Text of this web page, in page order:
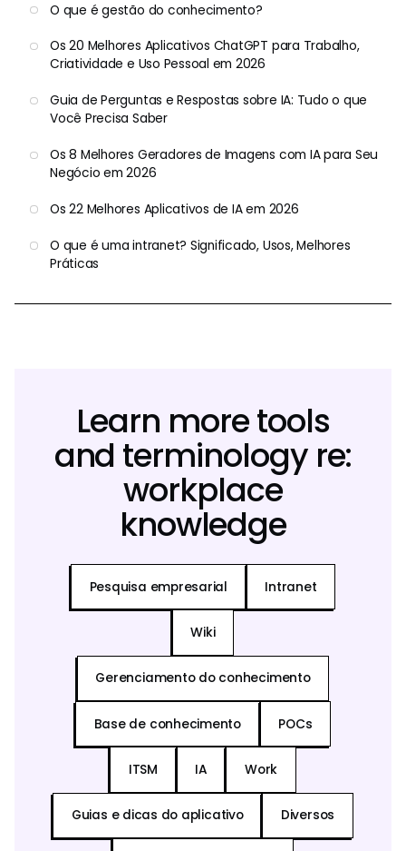
O que é gestão do conhecimento?
Os 20 Melhores Aplicativos ChatGPT para Trabalho,
Criatividade e Uso Pessoal em 2026
Guia de Perguntas e Respostas sobre IA: Tudo o que
Você Precisa Saber
Os 8 Melhores Geradores de Imagens com IA para Seu
Negócio em 2026
Os 22 Melhores Aplicativos de IA em 2026
O que é uma intranet? Significado, Usos, Melhores
Práticas
Learn more tools
and terminology re:
workplace
knowledge
Pesquisa empresarial Intranet
Wiki
Gerenciamento do conhecimento
Base de conhecimento POCs
ITSM IA Work
Guias e dicas do aplicativo Diversos